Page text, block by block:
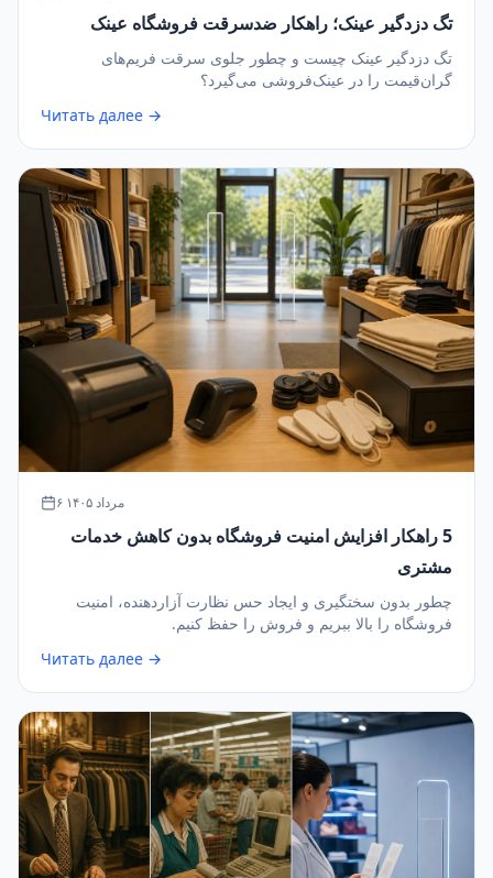
تگ دزدگیر عینک؛ راهکار ضدسرقت فروشگاه عینک
تگ دزدگیر عینک چیست و چطور جلوی سرقت فریم‌های
گران‌قیمت را در عینک‌فروشی می‌گیرد؟
Читать далее →
۶ مرداد ۱۴۰۵
5 راهکار افزایش امنیت فروشگاه بدون کاهش خدمات
مشتری
چطور بدون سختگیری و ایجاد حس نظارت آزاردهنده، امنیت
فروشگاه را بالا ببریم و فروش را حفظ کنیم.
Читать далее →